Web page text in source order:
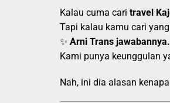
Kalau cuma cari travel
Tapi kalau kamu cari yang
✨ Arni Trans jawabannya.
Kami punya keunggulan
Nah, ini dia alasan